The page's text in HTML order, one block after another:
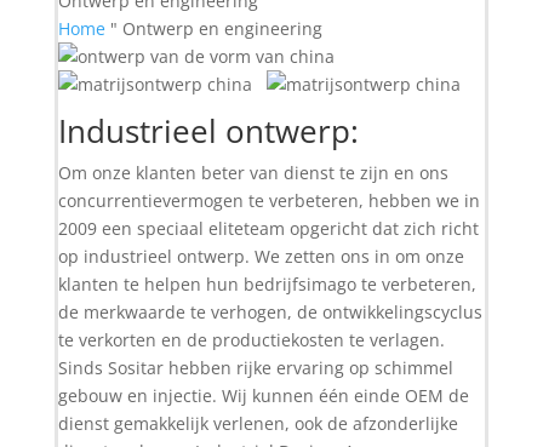
Home" Ontwerp en engineering
Industrieel ontwerp:
Om onze klanten beter van dienst te zijn en ons
concurrentievermogen te verbeteren, hebben we in
2009 een speciaal eliteteam opgericht dat zich richt
op industrieel ontwerp. We zetten ons in om onze
klanten te helpen hun bedrijfsimago te verbeteren,
de merkwaarde te verhogen, de ontwikkelingscyclus
te verkorten en de productiekosten te verlagen.
Sinds Sositar hebben rijke ervaring op schimmel
gebouw en injectie. Wij kunnen één einde OEM de
dienst gemakkelijk verlenen, ook de afzonderlijke